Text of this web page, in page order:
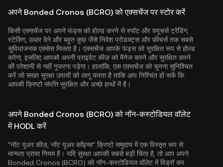
अपने Bonded Cronos (BCRO) को एक्सचेंज पर स्टोर करें
किसी एक्सचेंज पर अपने फंड्स को होल्ड करने से स्पॉट और फ़्यूचर्स ट्रेडिंग,
स्टेकिंग, उधार देने और बहुत कुछ जैसे निवेश प्रोडक्ट्स और फ़ीचर्स तक सबसे
सुविधाजनक एक्सेस मिलता है। एक्सचेंज आपके फंड्स को सुरक्षित रूप से होल्ड
करेगा, इसलिए आपको अपनी प्राइवेट कीज़ को मैनेज करने और सुरक्षित करने
की परेशानी से नहीं गुजरना पड़ेगा। हालांकि, एक एक्सचेंज को चुनना सुनिश्चित
करें जो सख्त सुरक्षा उपायों को लागू करता है ताकि आप निश्चिंत हो सकें कि
आपकी क्रिप्टो संपत्ति सुरक्षित और अच्छे हाथों में है।
अपने Bonded Cronos (BCRO) को नॉन-कस्टोडियल वॉलेट
में HODL करें
"नॉट यूअर कीज़, नॉट यूअर कॉइन्स" क्रिप्टो समुदाय में एक विस्तृत रूप से
मान्यता प्राप्त नियम है। यदि सुरक्षा आपकी सबसे बड़ी चिंता है, तो आप अपने
Bonded Cronos (BCRO) को नॉन-कस्टोडियल वॉलेट में विड्रॉ कर